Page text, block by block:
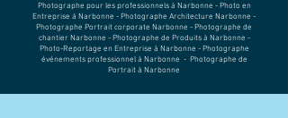
Photographe pour les professionnels à Narbonne - Photo en
Entreprise à Narbonne - Photographe Architecture Narbonne -
Photographe Portrait corporate Narbonne - Photographe de
chantier Narbonne - Photographe de Produits à Narbonne -
Photo-Reportage en Entreprise à Narbonne - Photographe
événements professionnel à Narbonne - Photographe de
Portrait à Narbonne